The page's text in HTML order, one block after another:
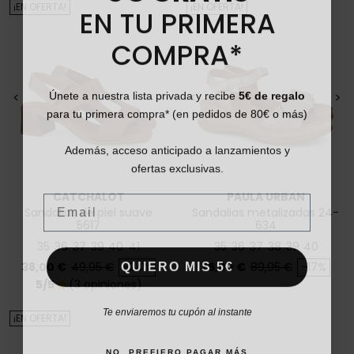
< >
CATCHALOT
Sandalias de piel suave
36 37 39 40 41
Precio
38,00 € Precio base-24%
¡EN OFERTA!
5/5star(3 opiniones)
< >
PAULA URBAN
Sandalias metalizadas 24-
35 36 37 38 39
Precio
75,00 € Precio base-17%
¡EN OFERTA!
¡EN OFERTA!
EN TU PRIMERA
COMPRA*
Únete a nuestra lista privada y recibe 5€ de regalo
para tu primera compra* (en pedidos de 80€ o más)
Además, acceso anticipado a lanzamientos y
ofertas exclusivas.
Email
QUIERO MIS 5€
Te enviaremos tu cupón al instante
NO, PREFIERO PAGAR MÁS